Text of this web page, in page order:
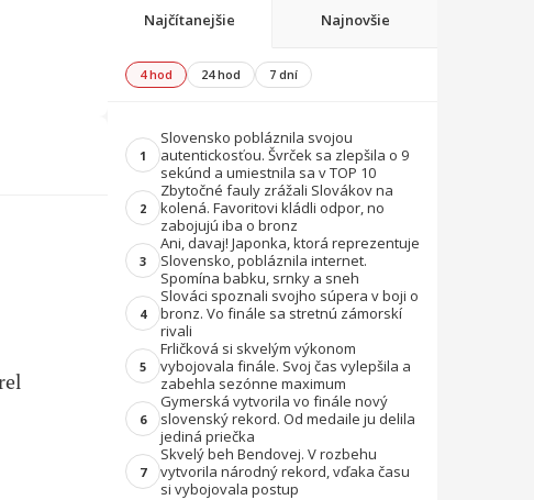
Najčítanejšie Najnovšie
4 hod 24 hod 7 dní
1
Slovensko pobláznila svojou
autentickosťou. Švrček sa zlepšila o 9
sekúnd a umiestnila sa v TOP 10
2
Zbytočné fauly zrážali Slovákov na
kolená. Favoritovi kládli odpor, no
zabojujú iba o bronz
3
Ani, davaj! Japonka, ktorá reprezentuje
Slovensko, pobláznila internet.
Spomína babku, srnky a sneh
4
Slováci spoznali svojho súpera v boji o
bronz. Vo finále sa stretnú zámorskí
rivali
5
Frličková si skvelým výkonom
vybojovala finále. Svoj čas vylepšila a
zabehla sezónne maximum
6
Gymerská vytvorila vo finále nový
slovenský rekord. Od medaile ju delila
jediná priečka
7
Skvelý beh Bendovej. V rozbehu
vytvorila národný rekord, vďaka času
si vybojovala postup